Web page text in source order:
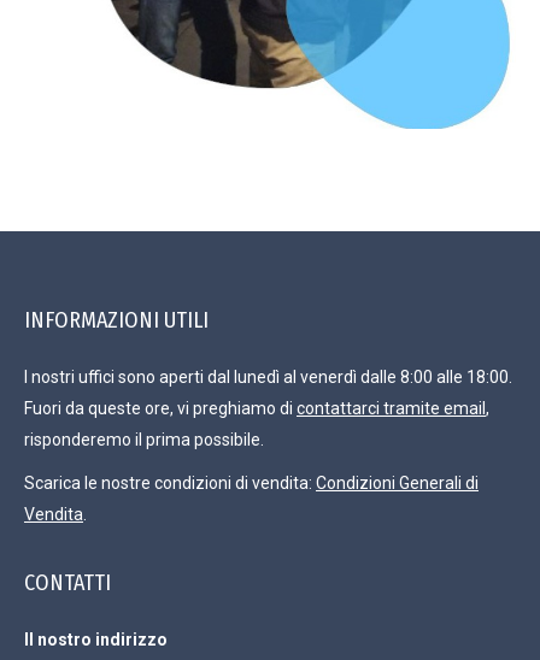
INFORMAZIONI UTILI
I nostri uffici sono aperti dal lunedì al venerdì dalle 8:00 alle 18:00.
Fuori da queste ore, vi preghiamo di contattarci tramite email ,
risponderemo il prima possibile.
Scarica le nostre condizioni di vendita: Condizioni Generali di
Vendita
CONTATTI
Il nostro indirizzo